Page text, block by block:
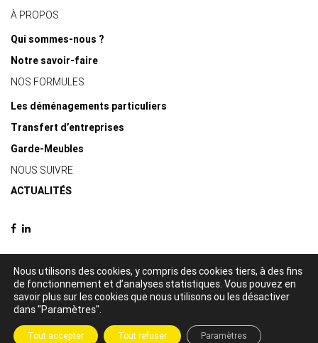
À PROPOS
Qui sommes-nous ?
Notre savoir-faire
NOS FORMULES
Les déménagements particuliers
Transfert d’entreprises
Garde-Meubles
NOUS SUIVRE
ACTUALITÉS
© 2021 Delacquis déménagements -Mentions légales-Politique de
confidentialité
Création par
Nous utilisons des cookies, y compris des cookies tiers, à des fins
de fonctionnement et d’analyses statistiques. Vous pouvez en
savoir plus sur les cookies que nous utilisons ou les désactiver
dans "Paramètres".
Tout accepter Tout refuser Paramètres